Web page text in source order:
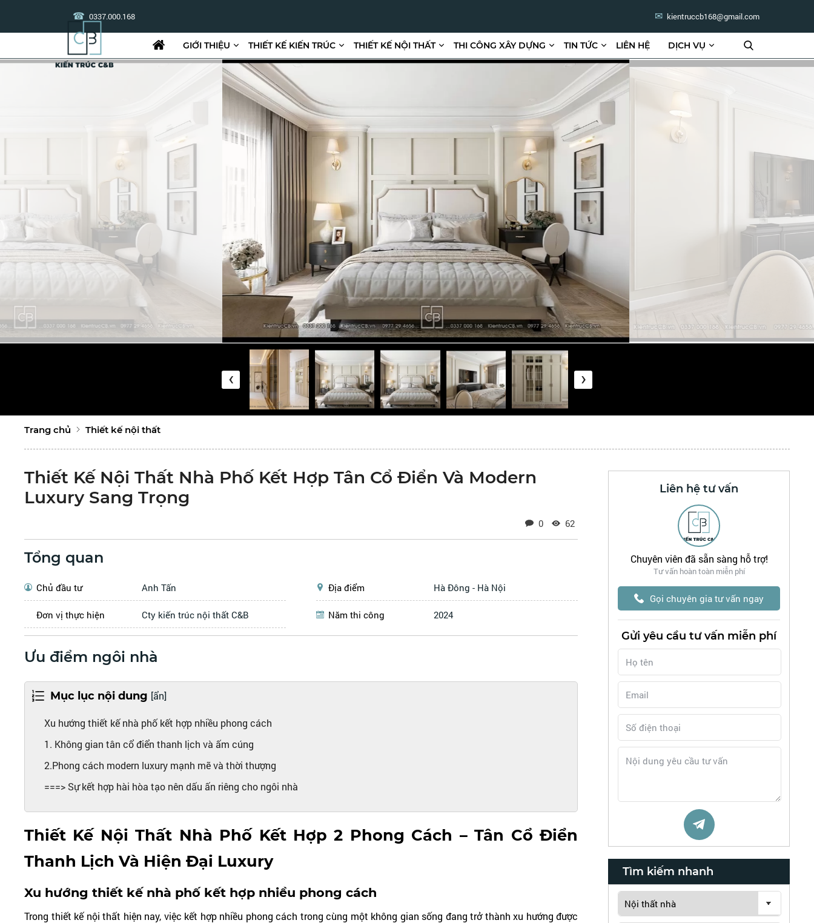
kientruccb168@gmail.com
0337.000.168
GIỚI THIỆU THIẾT KẾ KIẾN TRÚC THIẾT KẾ NỘI THẤT THI CÔNG XÂY DỰNG TIN TỨC LIÊN HỆ DỊCH VỤ
‹ ›
Trang chủ Thiết kế nội thất
Thiết Kế Nội Thất Nhà Phố Kết Hợp Tân Cổ Điển Và Modern
Luxury Sang Trọng
0 62
Tổng quan
Chủ đầu tư Anh Tấn Địa điểm Hà Đông - Hà Nội
Đơn vị thực hiện Cty kiến trúc nội thất C&B Năm thi công 2024
Ưu điểm ngôi nhà
Mục lục nội dung [ẩn]
Xu hướng thiết kế nhà phố kết hợp nhiều phong cách
1. Không gian tân cổ điển thanh lịch và ấm cúng
2.Phong cách modern luxury mạnh mẽ và thời thượng
===> Sự kết hợp hài hòa tạo nên dấu ấn riêng cho ngôi nhà
Thiết Kế Nội Thất Nhà Phố Kết Hợp 2 Phong Cách – Tân Cổ Điển
Thanh Lịch Và Hiện Đại Luxury
Xu hướng thiết kế nhà phố kết hợp nhiều phong cách
Trong thiết kế nội thất hiện nay, việc kết hợp nhiều phong cách trong cùng một không gian sống đang trở thành xu hướng được
Liên hệ tư vấn
Chuyên viên đã sẵn sàng hỗ trợ!
Tư vấn hoàn toàn miễn phí
Gọi chuyên gia tư vấn ngay
Gửi yêu cầu tư vấn miễn phí
Tìm kiếm nhanh